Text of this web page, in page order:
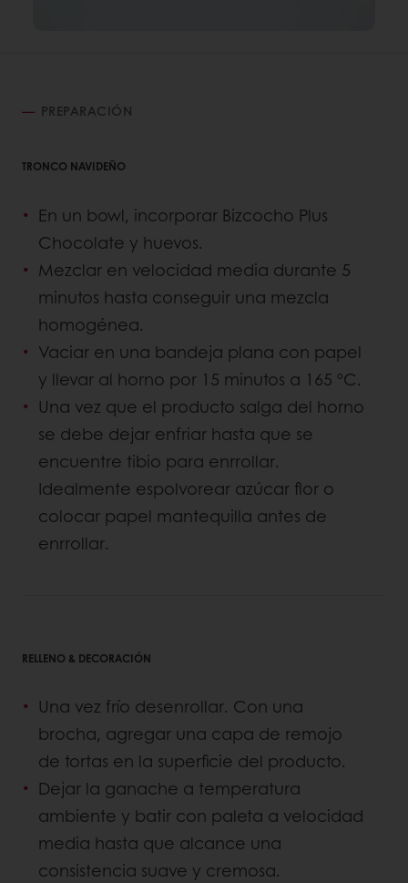
PREPARACIÓN
TRONCO NAVIDEÑO
En un bowl, incorporar Bizcocho Plus
Chocolate y huevos.
Mezclar en velocidad media durante 5
minutos hasta conseguir una mezcla
homogénea.
Vaciar en una bandeja plana con papel
y llevar al horno por 15 minutos a 165 ºC.
Una vez que el producto salga del horno
se debe dejar enfriar hasta que se
encuentre tibio para enrrollar.
Idealmente espolvorear azúcar flor o
colocar papel mantequilla antes de
enrrollar.
RELLENO & DECORACIÓN
Una vez frío desenrollar. Con una
brocha, agregar una capa de remojo
de tortas en la superficie del producto.
Dejar la ganache a temperatura
ambiente y batir con paleta a velocidad
media hasta que alcance una
consistencia suave y cremosa.